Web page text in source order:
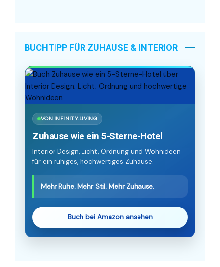
BUCHTIPP FÜR ZUHAUSE & INTERIOR
VON INFINITY.LIVING
Zuhause wie ein 5-Sterne-Hotel
Interior Design, Licht, Ordnung und Wohnideen
für ein ruhiges, hochwertiges Zuhause.
Mehr Ruhe. Mehr Stil. Mehr Zuhause.
Buch bei Amazon ansehen